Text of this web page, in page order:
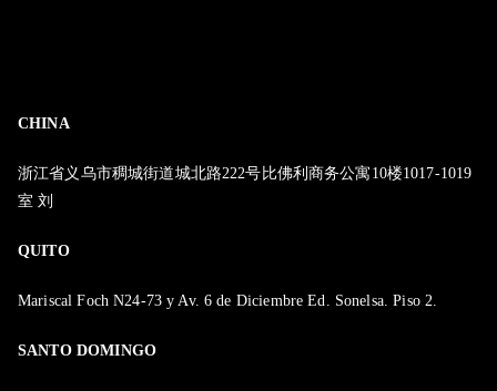
CHINA
浙江省义乌市稠城街道城北路222号比佛利商务公寓10楼1017-1019
室 刘
QUITO
Mariscal Foch N24-73 y Av. 6 de Diciembre Ed. Sonelsa. Piso 2.
SANTO DOMINGO